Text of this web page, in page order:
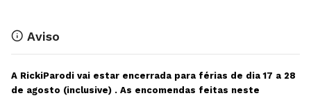
Cosmética Capilar
Equipamentos Elétricos
Depilação
Descartáveis Estética
Aviso
A RickiParodi vai estar encerrada para férias de dia 17 a 28
de agosto (inclusive) . As encomendas feitas neste